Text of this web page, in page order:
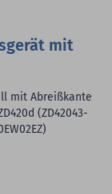
mit
mit Abreißkante
(ZD42043-